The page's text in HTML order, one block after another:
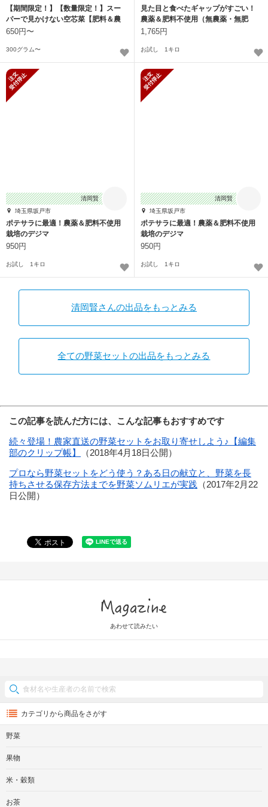
【期間限定！】【数量限定！】スー
パーで見かけない空芯菜【肥料＆農
薬不使用】
650円〜
300グラム〜
見た目と食べたギャップがすごい！
農薬＆肥料不使用（無農薬・無肥
料）栽培のヤーコン
1,765円
お試し 1キロ
清岡賢
埼玉県坂戸市
ポテサラに最適！農薬＆肥料不使用
栽培のデジマ
950円
お試し 1キロ
清岡賢
埼玉県坂戸市
ポテサラに最適！農薬＆肥料不使用
栽培のデジマ
950円
お試し 1キロ
清岡賢さんの出品をもっとみる
全ての野菜セットの出品をもっとみる
この記事を読んだ方には、こんな記事もおすすめです
続々登場！農家直送の野菜セットをお取り寄せしよう♪【編集
部のクリップ帳】
（2018年4月18日公開）
プロなら野菜セットをどう使う？ある日の献立と、野菜を長
持ちさせる保存方法までを野菜ソムリエが実践 （2017年2月22
日公開）
あわせて読みたい
カテゴリから商品をさがす
野菜
果物
米・穀類
お茶